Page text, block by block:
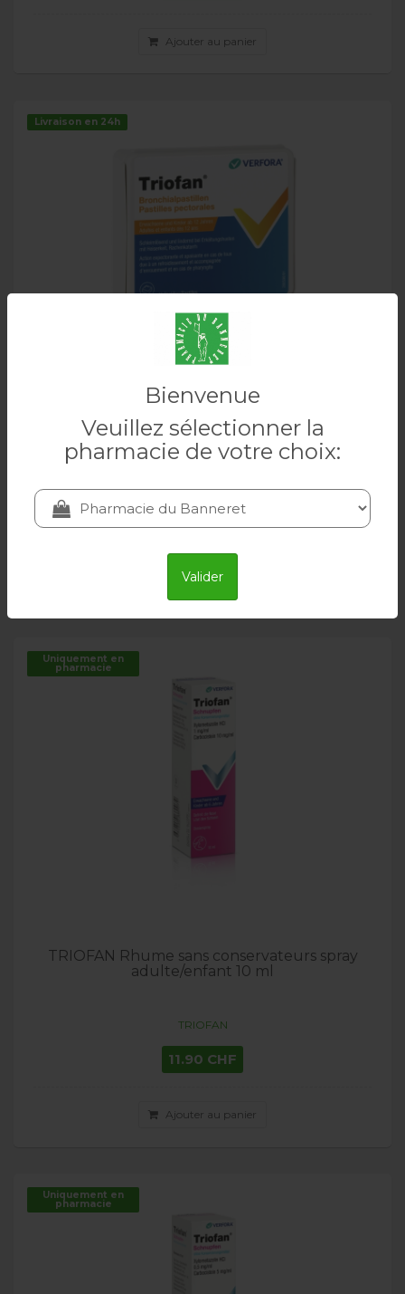
Bienvenue
Veuillez sélectionner la
pharmacie de votre choix:
Valider
Ajouter au panier
Livraison en 24h
TRIOFAN Pastilles pectorales 40 pièces
TRIOFAN
Ajouter au panier
Uniquement en
pharmacie
TRIOFAN Rhume sans conservateurs spray
adulte/enfant 10 ml
TRIOFAN
11.90 CHF
Ajouter au panier
Uniquement en
pharmacie